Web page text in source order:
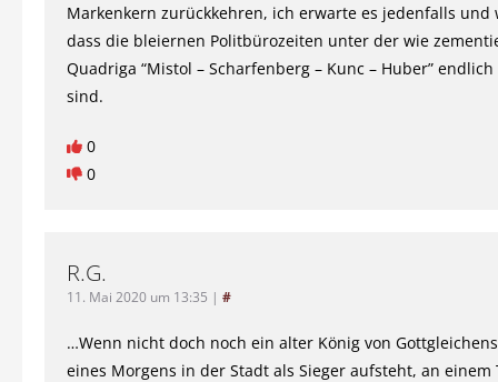
Markenkern zurückkehren, ich erwarte es jedenfalls und
dass die bleiernen Politbürozeiten unter der wie
Quadriga “Mistol – Scharfenberg – Kunc – Huber”
sind.
0
0
R.G.
11. Mai 2020 um 13:35 | #
…Wenn nicht doch noch ein alter König von
eines Morgens in der Stadt als Sieger aufsteht, an einem